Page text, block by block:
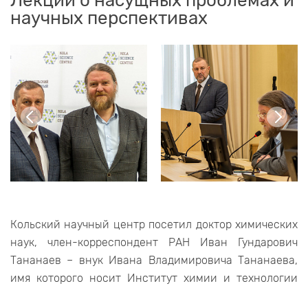
научных перспективах
Кольский научный центр посетил доктор химических
наук, член-корреспондент РАН Иван Гундарович
Тананаев – внук Ивана Владимировича Тананаева,
имя которого носит Институт химии и технологии